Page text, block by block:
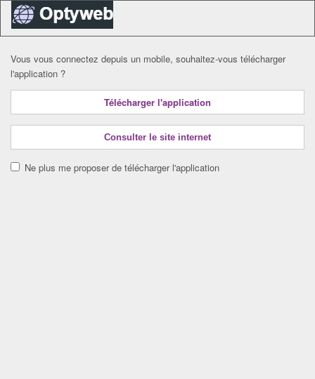
Vous vous connectez depuis un mobile, souhaitez-vous télécharger
l'application ?
Télécharger l'application
Consulter le site internet
Ne plus me proposer de télécharger l'application